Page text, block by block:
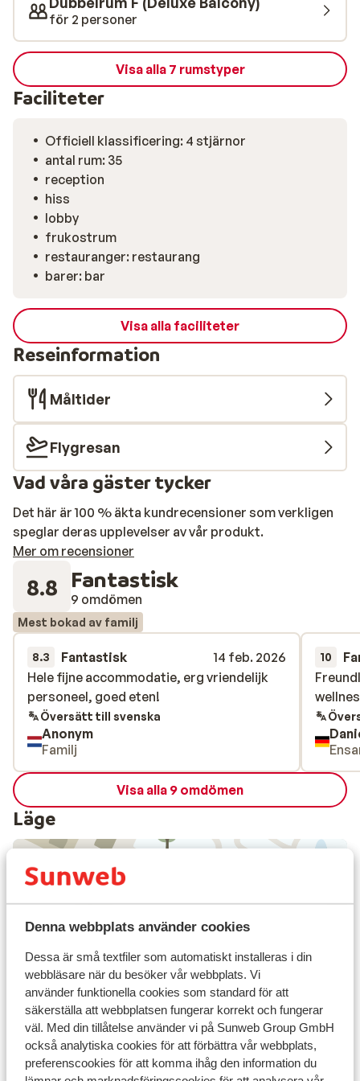
Denna webbplats använder cookies
Dessa är små textfiler som automatiskt installeras i din
webbläsare när du besöker vår webbplats. Vi
använder funktionella cookies som standard för att
säkerställa att webbplatsen fungerar korrekt och fungerar
väl. Med din tillåtelse använder vi på Sunweb Group GmbH
också analytiska cookies för att förbättra vår webbplats,
preferenscookies för att komma ihåg den information du
för 2 personer
Visa alla 7 rumstyper
Faciliteter
Officiell klassificering: 4 stjärnor
antal rum: 35
reception
hiss
lobby
frukostrum
restauranger: restaurang
barer: bar
Visa alla faciliteter
Reseinformation
Måltider
Flygresan
Vad våra gäster tycker
Det här är 100 % äkta kundrecensioner som verkligen
speglar deras upplevelser av vår produkt.
Mer om recensioner
8.8 Fantastisk
9 omdömen
Mest bokad av familj
8.3 Fantastisk
14 feb. 2026
Hele fijne accommodatie, erg vriendelijk
personeel, goed eten!
Hele fijne accommodatie, erg vriendelijk
personeel, goed eten!
Översätt till svenska
Anonym
Familj
10
Visa alla 9 omdömen
Läge
I området
Avstånd till centrum: ca 200 m
Avstånd till flygplats innsbruck är ca 51 km: Munich
är ca 170 km